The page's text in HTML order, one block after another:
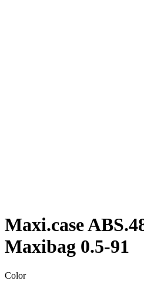
Maxi.case
Maxibag 0.5-91
Color